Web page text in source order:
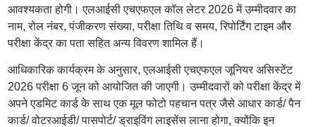
आवश्यकता होगी। एलआईसी एचएफएल कॉल लेटर 2026 में उम्मीदवार का
नाम, रोल नंबर, पंजीकरण संख्या, परीक्षा तिथि व समय, रिपोर्टिंग टाइम और
परीक्षा केंद्र का पता सहित अन्य विवरण शामिल हैं।
आधिकारिक कार्यक्रम के अनुसार, एलआईसी एचएफएल जूनियर असिस्टेंट
2026 परीक्षा 6 जून को आयोजित की जाएगी। उम्मीदवारों को परीक्षा केंद्र में
अपने एडमिट कार्ड के साथ एक मूल फोटो पहचान पत्र जैसे आधार कार्ड/ पैन
कार्ड/ वोटरआईडी/ पासपोर्ट/ ड्राइविंग लाइसेंस लाना होगा, क्योंकि इन